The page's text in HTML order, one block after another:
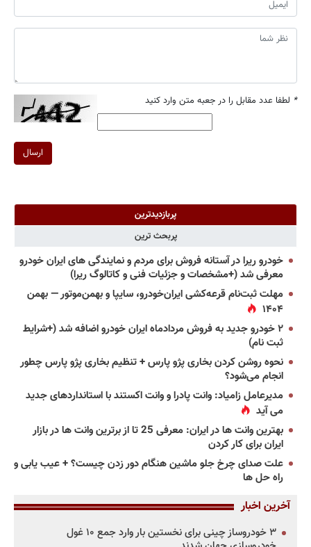
* لطفا عدد مقابل را در جعبه متن وارد کنید
ارسال
پربازدیدترین
پربحث ترین
خودرو ریرا در آستانه فروش برای مردم و نمایندگی های ایران خودرو
معرفی شد (+مشخصات و جزئیات فنی و کاتالوگ ریرا)
مهلت ثبت‌نام قرعه‌کشی ایران‌خودرو، سایپا و بهمن‌موتور — بهمن
۱۴۰۴
۲ خودرو جدید به فروش مردادماه ایران خودرو اضافه شد (+شرایط
ثبت نام)
نحوه روشن کردن بخاری پژو پارس + تنظیم بخاری پژو پارس چطور
انجام می‌شود؟
مدیرعامل زامیاد: وانت پادرا و وانت اکستند با استانداردهای جدید
می آید
بهترین وانت ها در ایران: معرفی 25 تا از برترین وانت ها در بازار
ایران برای کار کردن
علت صدای چرخ جلو ماشین هنگام دور زدن چیست؟ + عیب یابی و
راه حل ها
آخرین اخبار
۳ خودروساز چینی برای نخستین بار وارد جمع ۱۰ غول